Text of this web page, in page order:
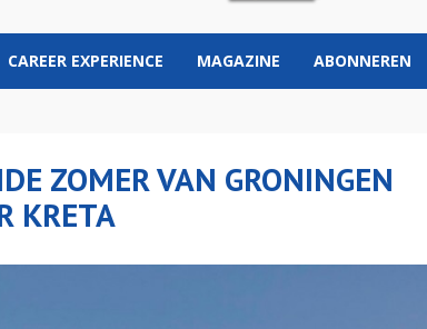
CAREER EXPERIENCE MAGAZINE ABONNEREN
ZOMER VAN GRONINGEN
KRETA